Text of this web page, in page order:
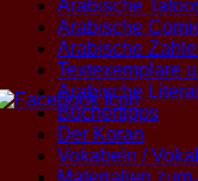
Arabische
Arabische
Arabische
Textexemplare
Arabische
Büchertipps
Der Koran
Vokabeln /